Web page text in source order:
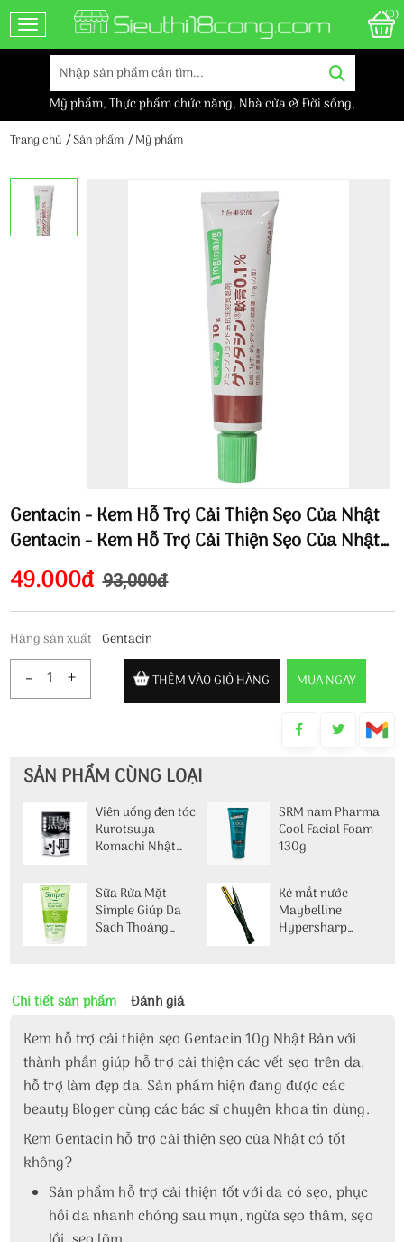
Toggle navigation
(0)
Mỹ phẩm,Thực phẩm chức năng, Nhà cửa & Đời sống,
Trang chủ Sản phẩm Mỹ phẩm
Gentacin - Kem Hỗ Trợ Cải Thiện Sẹo Của Nhật
Gentacin - Kem Hỗ Trợ Cải Thiện Sẹo Của Nhật
Gentacin - Kem Hỗ Trợ Cải Thiện Sẹo Của Nhật
Gentacin - Kem Hỗ Trợ Cải Thiện Sẹo Của Nhật
49.000đ 93,000đ
Hãng sản xuất Gentacin
- + THÊM VÀO GIỎ HÀNG MUA NGAY
SẢN PHẨM CÙNG LOẠI
Viên uống đen tóc
Kurotsuya
Komachi Nhật
SRM nam Pharma
Cool Facial Foam
130g
Sữa Rửa Mặt
Simple Giúp Da
Sạch Thoáng
Kẻ mắt nước
Maybelline
Hypersharp
Chi tiết sản phẩm Đánh giá
Kem hỗ trợ cải thiện sẹo Gentacin 10g Nhật Bản với
thành phần giúp hỗ trợ cải thiện các vết sẹo trên da,
hỗ trợ làm đẹp da. Sản phẩm hiện đang được các
beauty Bloger cùng các bác sĩ chuyên khoa tin dùng.
Kem Gentacin hỗ trợ cải thiện sẹo của Nhật có tốt
không?
Sản phẩm hỗ trợ cải thiện tốt với da có sẹo, phục
hồi da nhanh chóng sau mụn, ngừa sẹo thâm, sẹo